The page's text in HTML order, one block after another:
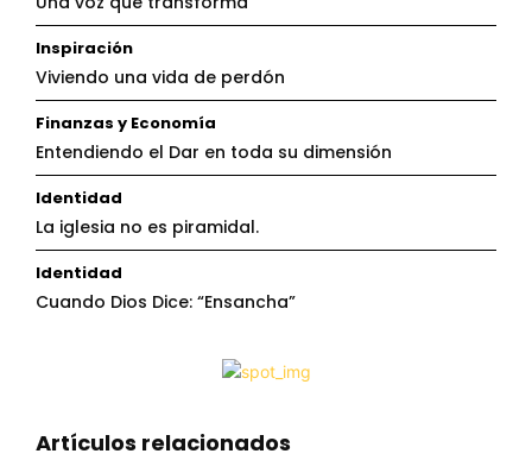
Inspiración
Viviendo una vida de perdón
Finanzas y Economía
Entendiendo el Dar en toda su dimensión
Identidad
La iglesia no es piramidal.
Identidad
Cuando Dios Dice: “Ensancha”
Artículos relacionados